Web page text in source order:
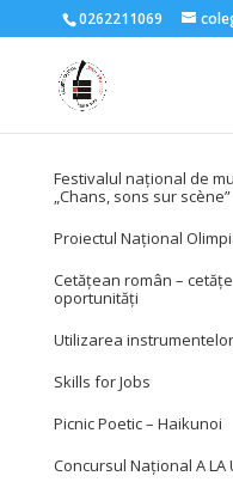
0262211069
Festivalul naţional de
„Chans, sons sur scène”
Proiectul Naţional
Cetățean român –
oportunități
Utilizarea
Skills for Jobs
Picnic Poetic – Haikunoi
Concursul Naţional A LA